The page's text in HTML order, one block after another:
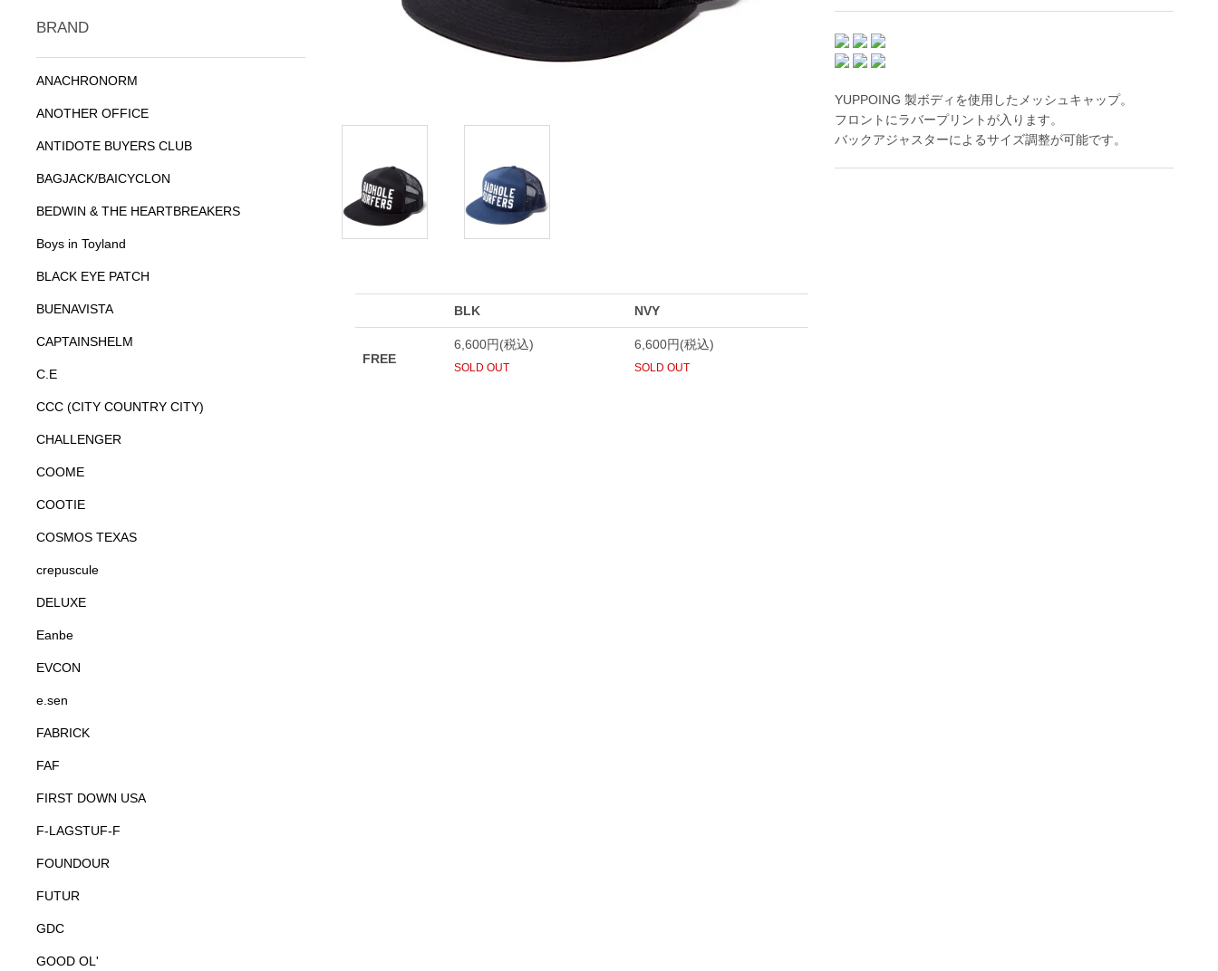
YUPPOING 製ボディを使用したメッシュキャップ。
フロントにラバープリントが入ります。
バックアジャスターによるサイズ調整が可能です。
BRAND
ANACHRONORM
ANOTHER OFFICE
ANTIDOTE BUYERS CLUB
BAGJACK/BAICYCLON
BEDWIN & THE HEARTBREAKERS
Boys in Toyland
BLACK EYE PATCH
BUENAVISTA
CAPTAINSHELM
C.E
CCC (CITY COUNTRY CITY)
CHALLENGER
COOME
COOTIE
COSMOS TEXAS
crepuscule
DELUXE
Eanbe
EVCON
e.sen
FABRICK
FAF
FIRST DOWN USA
F-LAGSTUF-F
FOUNDOUR
FUTUR
GDC
GOOD OL'